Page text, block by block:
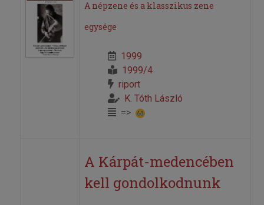
A népzene és a klasszikus zene
egysége
1999
1999/4
riport
K. Tóth László
=>
A Kárpát-medencében
kell gondolkodnunk